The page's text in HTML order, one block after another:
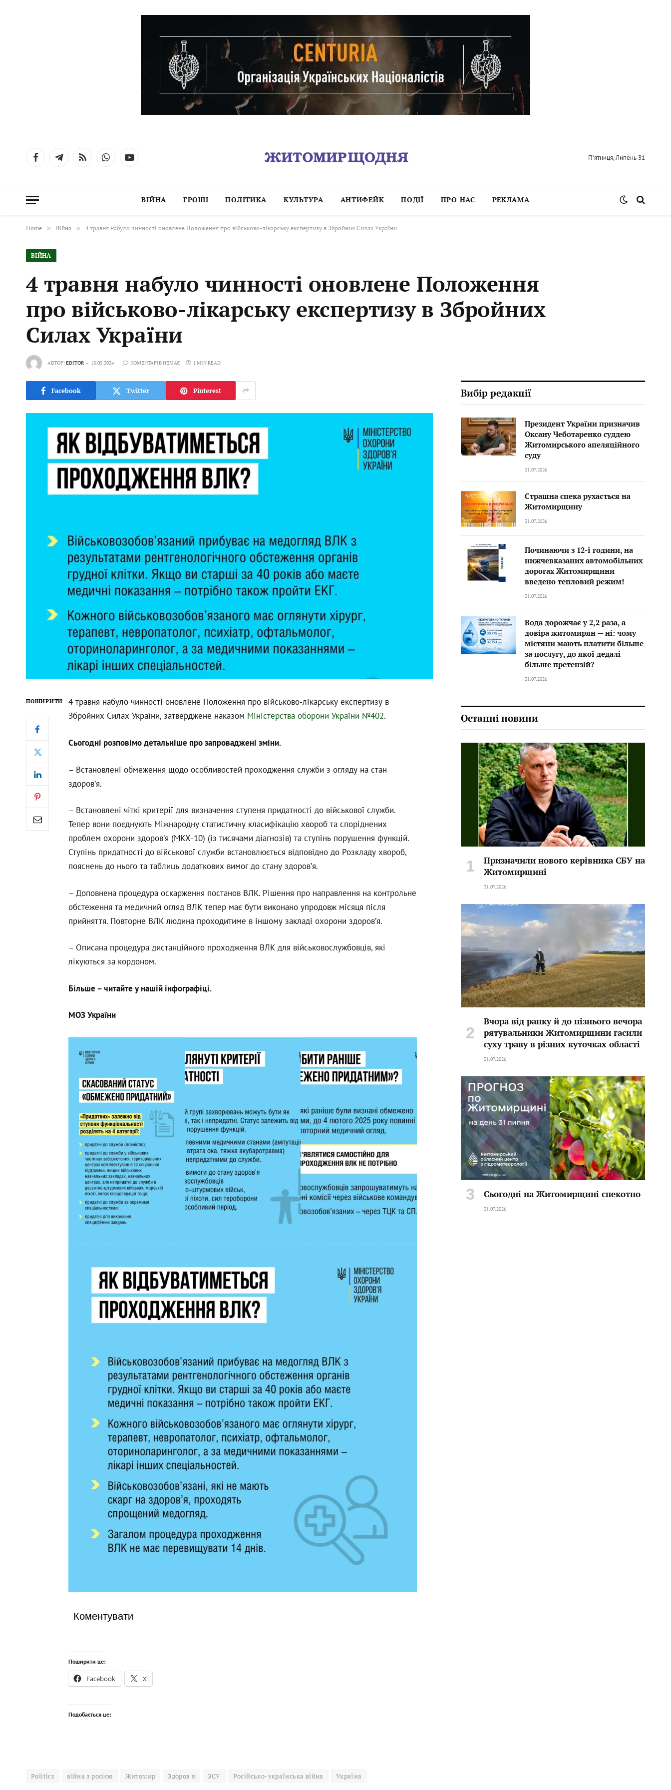
FacebookTelegramRSS WhatsAppYouTube П’ятниця, Липень 31
ВІЙНА ГРОШІ ПОЛІТИКА КУЛЬТУРА АНТИФЕЙК ПОДІЇ ПРО НАС РЕКЛАМА
Home » Війна » 4 травня набуло чинності оновлене Положення про військово-лікарську експертизу в Збройних Силах України
ВІЙНА
4 травня набуло чинності оновлене Положення
про військово-лікарську експертизу в Збройних
Силах України
АВТОР:EDITOR 18.05.2024 КОМЕНТАРІВ НЕМАЄ 1 MIN READ
Facebook Twitter Pinterest
ПОШИРИТИ
4 травня набуло чинності оновлене Положення про військово-лікарську експертизу в
Збройних Силах України, затверджене наказом Міністерства оборони України №402.
Сьогодні розповімо детальніше про запроваджені зміни.
– Встановлені обмеження щодо особливостей проходження служби з огляду на стан
здоров’я.
– Встановлені чіткі критерії для визначення ступеня придатності до військової служби.
Тепер вони поєднують Міжнародну статистичну класифікацію хвороб та споріднених
проблем охорони здоров’я (МКХ-10) (із тисячами діагнозів) та ступінь порушення функцій.
Ступінь придатності до військової служби встановлюється відповідно до Розкладу хвороб,
пояснень до нього та таблиць додаткових вимог до стану здоровʼя.
– Доповнена процедура оскарження постанов ВЛК. Рішення про направлення на контрольне
обстеження та медичний огляд ВЛК тепер має бути виконано упродовж місяця після
прийняття. Повторне ВЛК людина проходитиме в іншому закладі охорони здоров’я.
– Описана процедура дистанційного проходження ВЛК для військовослужбовців, які
лікуються за кордоном.
Більше – читайте у нашій інфографіці.
МОЗ України
Коментувати
Поширити це:
Facebook X
Подобається це:
Politics війна з росією Житомир Здоров'я ЗСУ Російсько-українська війна Україна
Вибір редакції
Президент України призначив
Оксану Чеботаренко суддею
Житомирського апеляційного
суду
31.07.2026
Страшна спека рухається на
Житомирщину
31.07.2026
Починаючи з 12-ї години, на
нижчевказаних автомобільних
дорогах Житомирщини
введено тепловий режим!
31.07.2026
Вода дорожчає у 2,2 раза, а
довіра житомирян — ні: чому
містяни мають платити більше
за послугу, до якої дедалі
більше претензій?
31.07.2026
Останні новини
Призначили нового керівника СБУ на
Житомирщині
31.07.2026
Вчора від ранку й до пізнього вечора
рятувальники Житомирщини гасили
суху траву в різних куточках області
31.07.2026
Сьогодні на Житомирщині спекотно
31.07.2026